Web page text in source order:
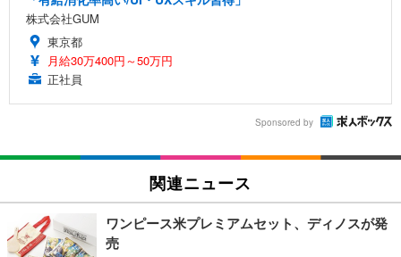
株式会社GUM
東京都
月給30万400円～50万円
正社員
Sponsored by
関連ニュース
ワンピース米プレミアムセット、ディノスが発
売